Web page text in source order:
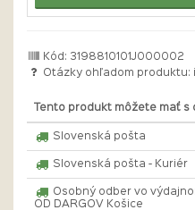
Kód: 3198810101J000002
Otázky ohľadom produktu:
Tento produkt môžete mať s
Slovenská pošta
Slovenská pošta - Kuriér
Osobný odber vo
OD DARGOV Košice